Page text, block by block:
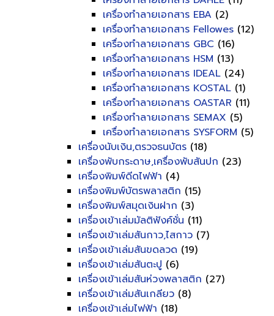
เครื่องทำลายเอกสาร EBA (2)
เครื่องทำลายเอกสาร Fellowes (12)
เครื่องทำลายเอกสาร GBC (16)
เครื่องทำลายเอกสาร HSM (13)
เครื่องทำลายเอกสาร IDEAL (24)
เครื่องทำลายเอกสาร KOSTAL (1)
เครื่องทำลายเอกสาร OASTAR (11)
เครื่องทำลายเอกสาร SEMAX (5)
เครื่องทำลายเอกสาร SYSFORM (5)
เครื่องนับเงิน,ตรวจธนบัตร (18)
เครื่องพับกระดาษ,เครื่องพับสันปก (23)
เครื่องพิมพ์ดีดไฟฟ้า (4)
เครื่องพิมพ์บัตรพลาสติก (15)
เครื่องพิมพ์สมุดเงินฝาก (3)
เครื่องเข้าเล่มมัลติฟังค์ชั่น (11)
เครื่องเข้าเล่มสันกาว,ไสกาว (7)
เครื่องเข้าเล่มสันขดลวด (19)
เครื่องเข้าเล่มสันตะปู (6)
เครื่องเข้าเล่มสันห่วงพลาสติก (27)
เครื่องเข้าเล่มสันเกลียว (8)
เครื่องเข้าเล่มไฟฟ้า (18)